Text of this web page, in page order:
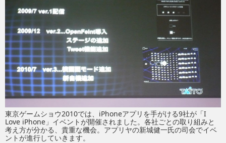
東京ゲームショウ2010では、iPhoneアプリを手がける9社が「I
Love iPhone」イベントが開催されました。各社ごとの取り組みと
考え方が分かる、貴重な機会。アプリヤの新城健一氏の司会でイベ
ントが進行していきます。